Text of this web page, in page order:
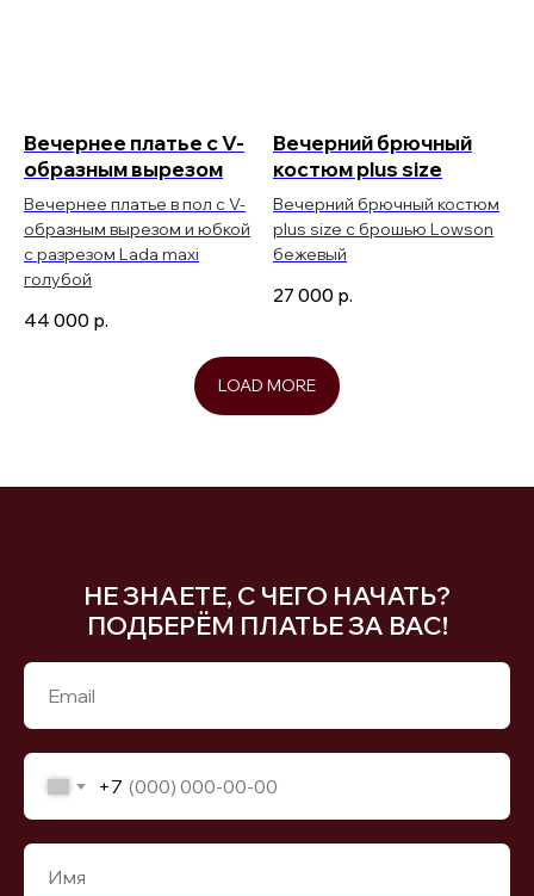
Вечернее платье с V-
образным вырезом
Вечернее платье в пол с V-
образным вырезом и юбкой
с разрезом Lada maxi
голубой
44 000 р.
Вечерний брючный
костюм plus size
Вечерний брючный костюм
plus size с брошью Lowson
бежевый
27 000 р.
LOAD MORE
НЕ ЗНАЕТЕ, С ЧЕГО НАЧАТЬ?
ПОДБЕРЁМ ПЛАТЬЕ ЗА ВАС!
+7